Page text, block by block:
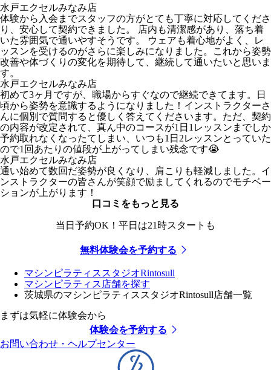
水戸エクセルみなみ店
体験から入会までスタッフの方がとても丁寧に対応してくださ
り、安心して契約できました。 店内も清潔感があり、落ち着
いた雰囲気で通いやすそうです。 ウェアも着心地がよく、レ
ッスンを受けるのがさらに楽しみになりました。これから姿勢
改善や体づくりの変化を期待して、継続して通いたいと思いま
す。
水戸エクセルみなみ店
初めて3ヶ月ですが、職場からすぐなので継続できてます。日
頃から姿勢を意識するようになりました！インストラクターさ
んに個別で質問すると優しく答えてくださいます。ただ、契約
の内容が改定されて、真ん中のコースが1日1レッスンまでしか
予約取れなくなったてしまい、いつも1日2レッスンとっていた
ので1回あたりの値段が上がってしまい残念です😭
水戸エクセルみなみ店
通い始めて数回だ姿勢が良くなり、肩こりも軽減しました。イ
ンストラクターの皆さんが笑顔で励ましてくれるのでモチベー
ションが上がります！
口コミをもっと見る
当日予約OK！平日は21時スタートも
無料体験会を予約する
マシンピラティススタジオRintosull
マシンピラティス店舗を探す
茨城県のマシンピラティススタジオRintosull店舗一覧
まずは気軽に体験会から
体験会を予約する
お問い合わせ・ヘルプセンター